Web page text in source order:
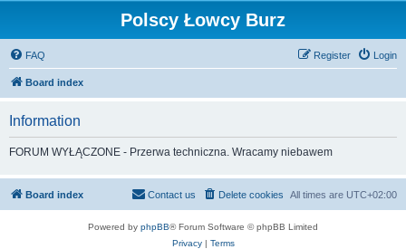
Polscy Łowcy Burz
FAQ Login
Register
Board index
Information
FORUM WYŁĄCZONE - Przerwa techniczna. Wracamy niebawem
Board index All times are UTC+02:00
Delete cookies
Contact us
Powered by phpBB® Forum Software © phpBB Limited
Privacy| Terms